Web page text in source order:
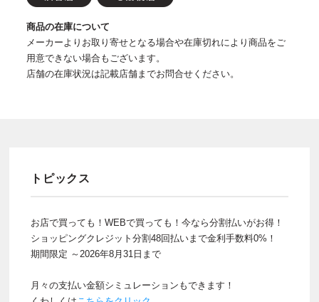
商品の在庫について
メーカーよりお取り寄せとなる場合や在庫切れにより商品をご
用意できない場合もございます。
店舗の在庫状況は記載店舗までお問合せください。
トピックス
お店で買っても！WEBで買っても！今なら分割払いがお得！
ショッピングクレジット分割48回払いまで金利手数料0%！
期間限定 ～2026年8月31日まで
月々の支払い金額シミュレーションもできます！